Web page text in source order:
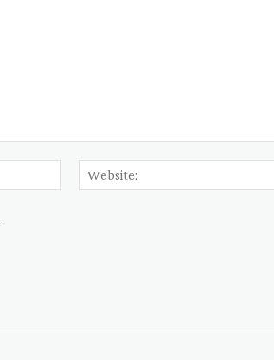
Email:*